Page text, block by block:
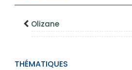
Olizane
THÉMATIQUES